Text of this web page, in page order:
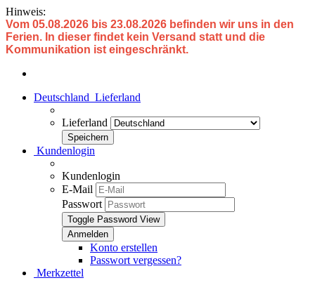
Hinweis:
Vom 05.08.2026 bis 23.08.2026 befinden wir uns in den
Ferien. In dieser findet kein Versand statt und die
Kommunikation ist eingeschränkt.
Deutschland Lieferland
Lieferland
Kundenlogin
Kundenlogin
E-Mail
Passwort
Toggle Password View
Konto erstellen
Passwort vergessen?
Merkzettel